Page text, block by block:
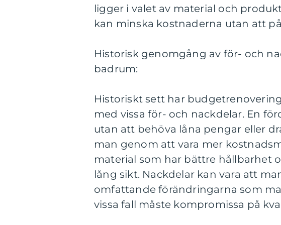
ligger i valet av material och
kan minska kostnaderna utan att
Historisk genomgång av för- och
badrum:
Historiskt sett har
med vissa för- och nackdelar. En
utan att behöva låna pengar eller
man genom att vara mer
material som har bättre hållbarhet
lång sikt. Nackdelar kan vara att
omfattande förändringarna som
vissa fall måste kompromissa på